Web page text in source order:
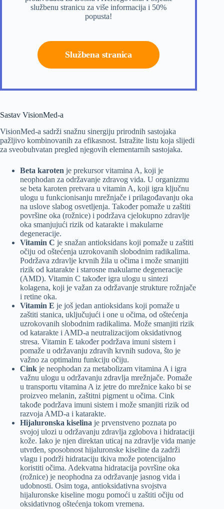
službenu stranicu za više informacija i 50%
popusta!
Službena stranica
Sastav VisionMed-a
VisionMed-a sadrži snažnu sinergiju prirodnih sastojaka
pažljivo kombinovanih za efikasnost. Istražite listu koja slijedi
za sveobuhvatan pregled njegovih elementarnih sastojaka.
Beta karoten je prekursor vitamina A, koji je
neophodan za održavanje zdravog vida. U organizmu
se beta karoten pretvara u vitamin A, koji igra ključnu
ulogu u funkcionisanju mrežnjače i prilagođavanju oka
na uslove slabog osvetljenja. Također pomaže u zaštiti
površine oka (rožnice) i podržava cjelokupno zdravlje
oka smanjujući rizik od katarakte i makularne
degeneracije.
Vitamin C je snažan antioksidans koji pomaže u zaštiti
očiju od oštećenja uzrokovanih slobodnim radikalima.
Podržava zdravlje krvnih žila u očima i može smanjiti
rizik od katarakte i starosne makularne degeneracije
(AMD). Vitamin C također igra ulogu u sintezi
kolagena, koji je važan za održavanje strukture rožnjače
i retine oka.
Vitamin E je još jedan antioksidans koji pomaže u
zaštiti stanica, uključujući i one u očima, od oštećenja
uzrokovanih slobodnim radikalima. Može smanjiti rizik
od katarakte i AMD-a neutralizacijom oksidativnog
stresa. Vitamin E također podržava imuni sistem i
pomaže u održavanju zdravih krvnih sudova, što je
važno za optimalnu funkciju očiju.
Cink je neophodan za metabolizam vitamina A i igra
važnu ulogu u održavanju zdravlja mrežnjače. Pomaže
u transportu vitamina A iz jetre do mrežnice kako bi se
proizveo melanin, zaštitni pigment u očima. Cink
takođe podržava imuni sistem i može smanjiti rizik od
razvoja AMD-a i katarakte.
Hijaluronska kiselina je prvenstveno poznata po
svojoj ulozi u održavanju zdravlja zglobova i hidrataciji
kože. Iako je njen direktan uticaj na zdravlje vida manje
utvrđen, sposobnost hijaluronske kiseline da zadrži
vlagu i podrži hidrataciju tkiva može potencijalno
koristiti očima. Adekvatna hidratacija površine oka
(rožnice) je neophodna za održavanje jasnog vida i
udobnosti. Osim toga, antioksidativna svojstva
hijaluronske kiseline mogu pomoći u zaštiti očiju od
oksidativnog oštećenja tokom vremena.